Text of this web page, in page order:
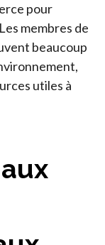
pour
membres de
beaucoup
utiles à